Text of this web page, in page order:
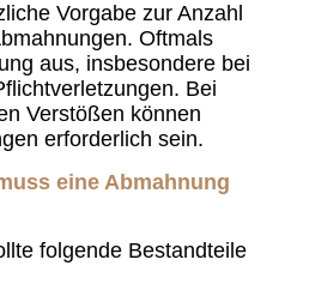
Vorgabe zur Anzahl
Oftmals
aus, insbesondere bei
Bei
Verstößen können
erforderlich sein.
eine Abmahnung
folgende Bestandteile